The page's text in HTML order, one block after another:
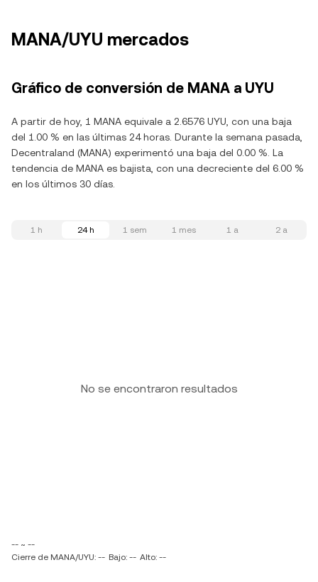
MANA/UYU mercados
Gráfico de conversión de MANA a UYU
A partir de hoy, 1 MANA equivale a 2.6576 UYU, con una baja
del 1.00 % en las últimas 24 horas. Durante la semana pasada,
Decentraland (MANA) experimentó una baja del 0.00 %. La
tendencia de MANA es bajista, con una decreciente del 6.00 %
en los últimos 30 días.
1 h 24 h 1 sem 1 mes 1 a 2 a
No se encontraron resultados
-- ~ --
Cierre de MANA/UYU: -- Bajo: -- Alto: --